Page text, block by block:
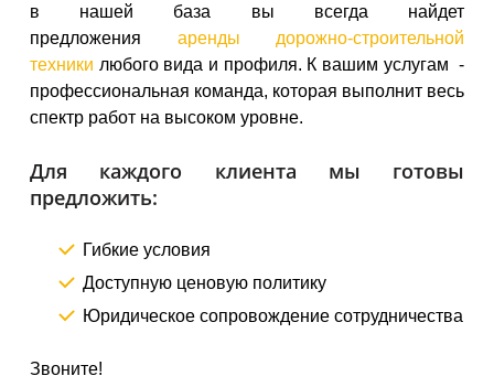
в нашей база вы всегда найдет
предложения аренды дорожно-строительной
техники любого вида и профиля. К вашим услугам -
профессиональная команда, которая выполнит весь
спектр работ на высоком уровне.
Для каждого клиента мы готовы
предложить:
Гибкие условия
Доступную ценовую политику
Юридическое сопровождение сотрудничества
Звоните!